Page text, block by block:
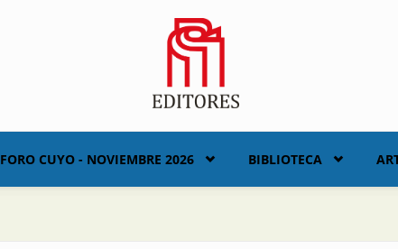
FORO CUYO - NOVIEMBRE 2026 BIBLIOTECA